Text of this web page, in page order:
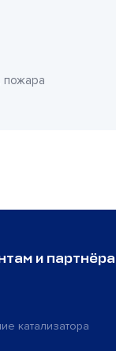
пожара
и
катализатора